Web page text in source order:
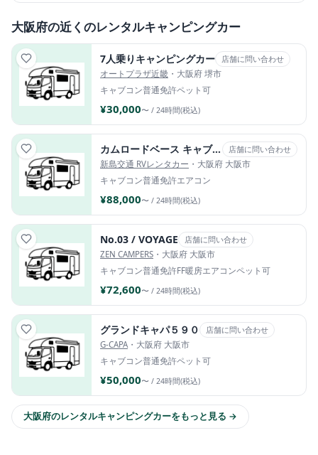
大阪府の近くのレンタルキャンピングカー
7人乗りキャンピングカー 店舗に問い合わせ
オートプラザ近畿 ・大阪府 堺市
キャブコン普通免許ペット可
¥30,000〜 / 24時間(税込)
カムロードベース キャブコン｜リバティ52DB 店舗に問い合わせ
新島交通 RVレンタカー ・大阪府 大阪市
キャブコン普通免許エアコン
¥88,000〜 / 24時間(税込)
No.03 / VOYAGE 店舗に問い合わせ
ZEN CAMPERS ・大阪府 大阪市
キャブコン普通免許FF暖房エアコンペット可
¥72,600〜 / 24時間(税込)
グランドキャパ５９０ 店舗に問い合わせ
G-CAPA・大阪府 大阪市
キャブコン普通免許ペット可
¥50,000〜 / 24時間(税込)
大阪府のレンタルキャンピングカーをもっと見る →